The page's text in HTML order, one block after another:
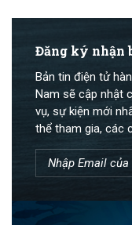
Đăng ký nhận
Bản tin điện tử
Nam sẽ cập nhật
vụ, sự kiện mới
thể tham gia, các